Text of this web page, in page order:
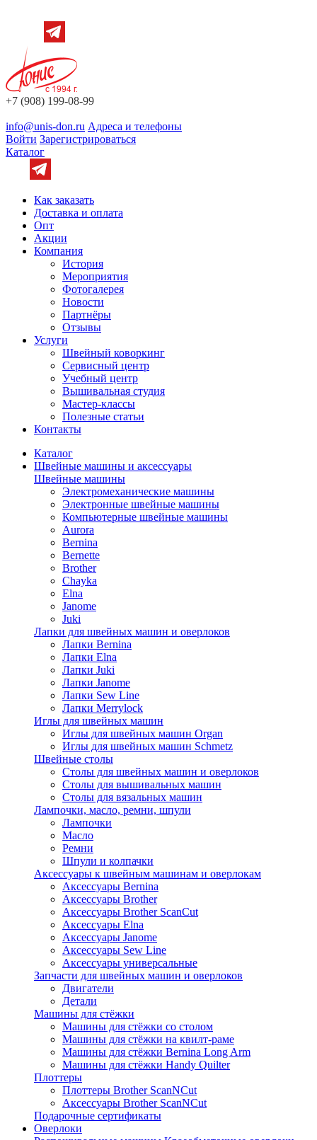
+7 (908) 199-08-99
info@unis-don.ru Адреса и телефоны
Войти Зарегистрироваться
Каталог
Как заказать
Доставка и оплата
Опт
Акции
Компания
История
Мероприятия
Фотогалерея
Новости
Партнёры
Отзывы
Услуги
Швейный коворкинг
Сервисный центр
Учебный центр
Вышивальная студия
Мастер-классы
Полезные статьи
Контакты
Каталог
Швейные машины и аксессуары
Швейные машины
Электромеханические машины
Электронные швейные машины
Компьютерные швейные машины
Aurora
Bernina
Bernette
Brother
Chayka
Elna
Janome
Juki
Лапки для швейных машин и оверлоков
Лапки Bernina
Лапки Elna
Лапки Juki
Лапки Janome
Лапки Sew Line
Лапки Merrylock
Иглы для швейных машин
Иглы для швейных машин Organ
Иглы для швейных машин Schmetz
Швейные столы
Столы для швейных машин и оверлоков
Столы для вышивальных машин
Столы для вязальных машин
Лампочки, масло, ремни, шпули
Лампочки
Масло
Ремни
Шпули и колпачки
Аксессуары к швейным машинам и оверлокам
Аксессуары Bernina
Аксессуары Brother
Аксессуары Brother ScanCut
Аксессуары Elna
Аксессуары Janome
Аксессуары Sew Line
Аксессуары универсальные
Запчасти для швейных машин и оверлоков
Двигатели
Детали
Машины для стёжки
Машины для стёжки со столом
Машины для стёжки на квилт-раме
Машины для стёжки Bernina Long Arm
Машины для стёжки Handy Quilter
Плоттеры
Плоттеры Brother ScanNCut
Аксессуары Brother ScanNCut
Подарочные сертификаты
Оверлоки